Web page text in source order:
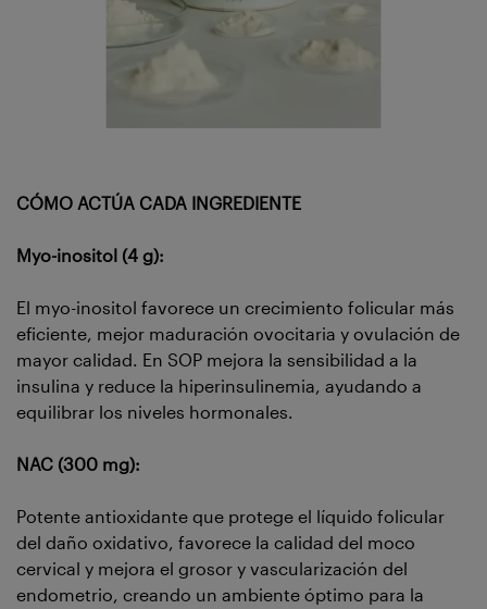
CÓMO ACTÚA CADA INGREDIENTE
Myo-inositol (4 g):
El myo-inositol favorece un crecimiento folicular más
eficiente, mejor maduración ovocitaria y ovulación de
mayor calidad. En SOP mejora la sensibilidad a la
insulina y reduce la hiperinsulinemia, ayudando a
equilibrar los niveles hormonales.
NAC (300 mg):
Potente antioxidante que protege el líquido folicular
del daño oxidativo, favorece la calidad del moco
cervical y mejora el grosor y vascularización del
endometrio, creando un ambiente óptimo para la